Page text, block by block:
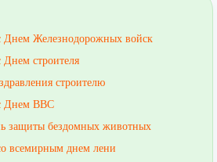
Днем Железнодорожных войск
Днем строителя
строителю
Днем ВВС
защиты бездомных животных
всемирным днем лени